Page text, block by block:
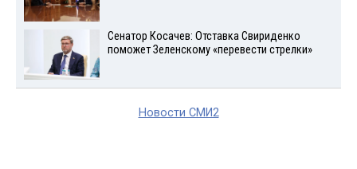
Сенатор Косачев: Отставка Свириденко
поможет Зеленскому «перевести стрелки»
Новости СМИ2